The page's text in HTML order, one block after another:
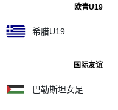
欧青U19
希腊U19
国际友谊
巴勒斯坦女足